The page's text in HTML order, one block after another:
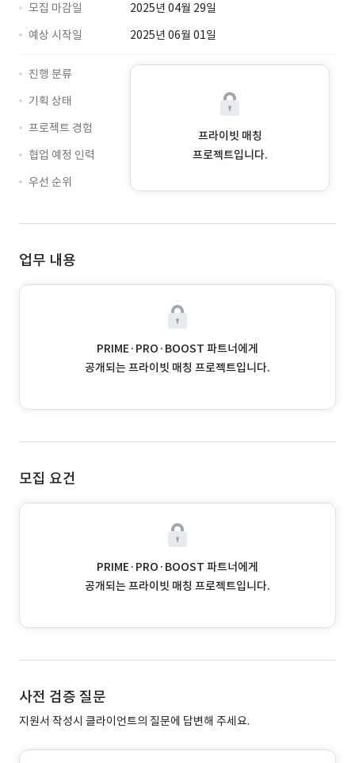
모집 마감일
2025년 04월 29일
예상 시작일
2025년 06월 01일
프라이빗 매칭
프로젝트입니다.
진행 분류
기획 상태
프로젝트 경험
협업 예정 인력
우선 순위
업무 내용
PRIME·PRO·BOOST 파트너에게
공개되는 프라이빗 매칭 프로젝트입니다.
모집 요건
PRIME·PRO·BOOST 파트너에게
공개되는 프라이빗 매칭 프로젝트입니다.
사전 검증 질문
지원서 작성시 클라이언트의 질문에 답변해 주세요.